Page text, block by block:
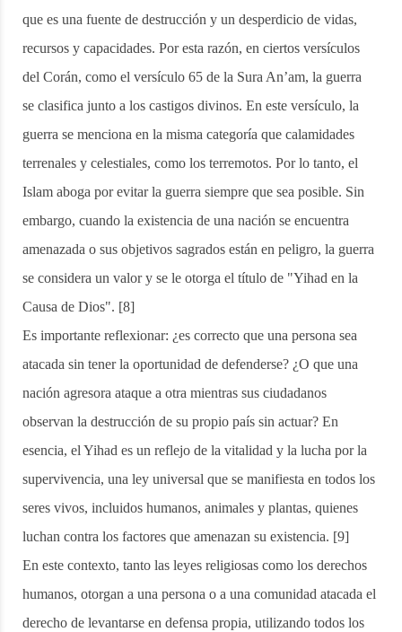
que es una fuente de destrucción y un desperdicio de vidas,
recursos y capacidades. Por esta razón, en ciertos versículos
del Corán, como el versículo 65 de la Sura An’am, la guerra
se clasifica junto a los castigos divinos. En este versículo, la
guerra se menciona en la misma categoría que calamidades
terrenales y celestiales, como los terremotos. Por lo tanto, el
Islam aboga por evitar la guerra siempre que sea posible. Sin
embargo, cuando la existencia de una nación se encuentra
amenazada o sus objetivos sagrados están en peligro, la guerra
se considera un valor y se le otorga el título de "Yihad en la
Causa de Dios". [8]
Es importante reflexionar: ¿es correcto que una persona sea
atacada sin tener la oportunidad de defenderse? ¿O que una
nación agresora ataque a otra mientras sus ciudadanos
observan la destrucción de su propio país sin actuar? En
esencia, el Yihad es un reflejo de la vitalidad y la lucha por la
supervivencia, una ley universal que se manifiesta en todos los
seres vivos, incluidos humanos, animales y plantas, quienes
luchan contra los factores que amenazan su existencia. [9]
En este contexto, tanto las leyes religiosas como los derechos
humanos, otorgan a una persona o a una comunidad atacada el
derecho de levantarse en defensa propia, utilizando todos los